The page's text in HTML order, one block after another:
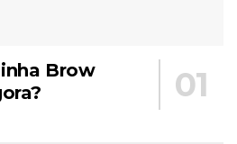
Brow